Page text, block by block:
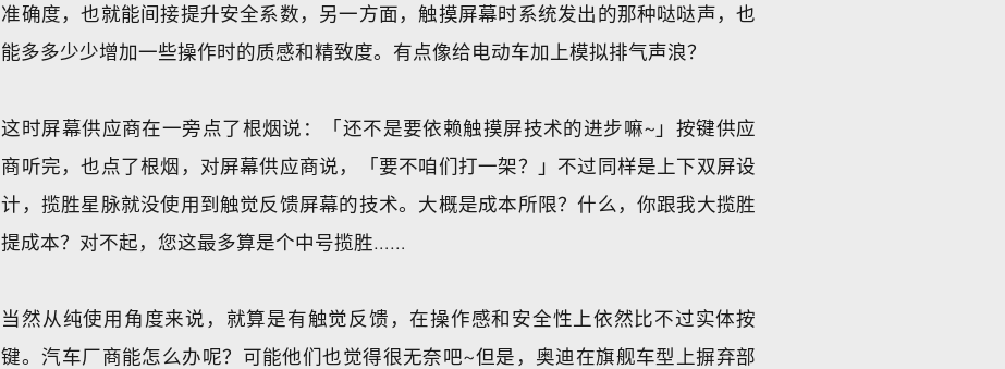
准确度，也就能间接提升安全系数，另一方面，触摸屏幕时系统发出的那种哒哒声，也
能多多少少增加一些操作时的质感和精致度。有点像给电动车加上模拟排气声浪？
这时屏幕供应商在一旁点了根烟说：「还不是要依赖触摸屏技术的进步嘛~」按键供应
商听完，也点了根烟，对屏幕供应商说，「要不咱们打一架？」不过同样是上下双屏设
计，揽胜星脉就没使用到触觉反馈屏幕的技术。大概是成本所限？什么，你跟我大揽胜
提成本？对不起，您这最多算是个中号揽胜……
当然从纯使用角度来说，就算是有触觉反馈，在操作感和安全性上依然比不过实体按
键。汽车厂商能怎么办呢？可能他们也觉得很无奈吧~但是，奥迪在旗舰车型上摒弃部